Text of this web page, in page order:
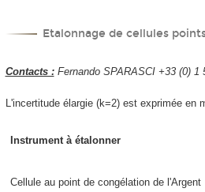
Etalonnage de cellules
Contacts :Fernando SPARASCI +33 (0) 1
L'incertitude élargie (k=2) est exprimée en
Instrument à étalonner
Cellule au point de congélation de l'Argent